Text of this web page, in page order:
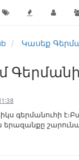
Կասեք
գերմանուհի
երազանքը